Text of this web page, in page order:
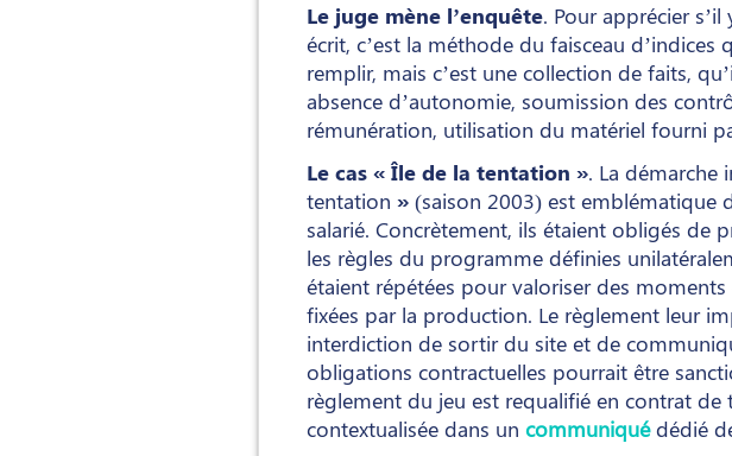
Le juge mène l’enquête. Pour apprécier
écrit, c’est la méthode du faisceau d’indices
remplir, mais c’est une collection de faits,
absence d’autonomie, soumission des
rémunération, utilisation du matériel fourni
Le cas « Île de la tentation ». La démarche
tentation » (saison 2003) est emblématique
salarié. Concrètement, ils étaient obligés de
les règles du programme définies
étaient répétées pour valoriser des
fixées par la production. Le règlement leur
interdiction de sortir du site et de
obligations contractuelles pourrait être
règlement du jeu est requalifié en contrat
contextualisée dans un communiquédédié